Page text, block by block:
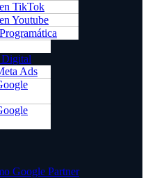
TikTok
Youtube
Digital
Ads